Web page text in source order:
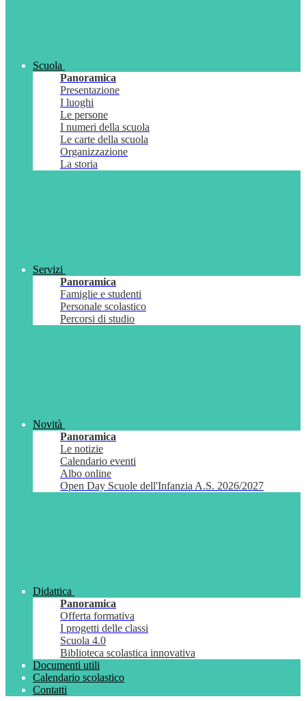
Scuola
Panoramica
Presentazione
I luoghi
Le persone
I numeri della scuola
Le carte della scuola
Organizzazione
La storia
Servizi
Panoramica
Famiglie e studenti
Personale scolastico
Percorsi di studio
Novità
Panoramica
Le notizie
Calendario eventi
Albo online
Open Day Scuole dell'Infanzia A.S. 2026/2027
Didattica
Panoramica
Offerta formativa
I progetti delle classi
Scuola 4.0
Biblioteca scolastica innovativa
Documenti utili
Calendario scolastico
Contatti